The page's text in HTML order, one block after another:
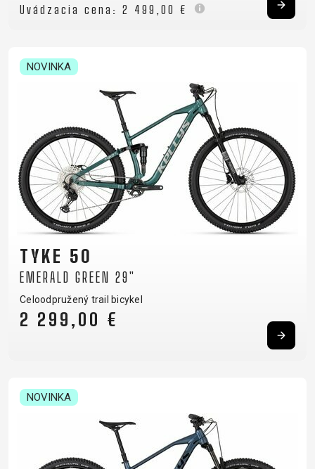
Uvádzacia cena: 2 499,00 €
NOVINKA
TYKE 50
EMERALD GREEN 29"
Celoodpružený trail bicykel
2 299,00 €
NOVINKA